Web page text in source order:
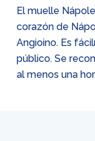
El muelle
corazón de
Angioino. Es
público. Se
al menos una